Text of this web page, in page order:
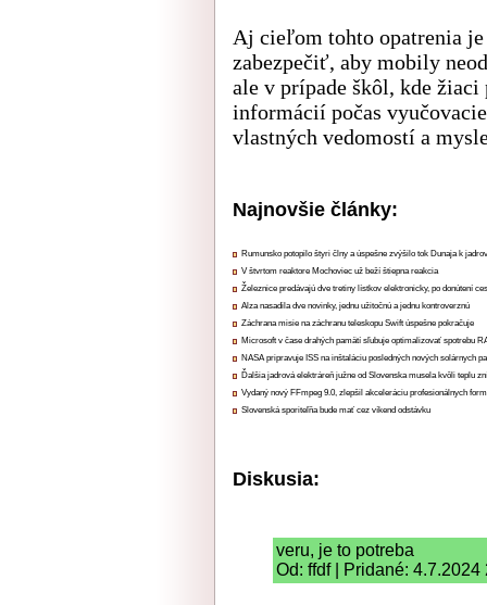
Aj cieľom tohto opatrenia
zabezpečiť, aby mobily
ale v prípade škôl, kde
informácií počas
vlastných vedomostí a
Najnovšie články:
Rumunsko potopilo štyri člny a úspešne zvýšilo tok Dunaja k
V štvrtom reaktore Mochoviec už beží štiepna reakcia
Železnice predávajú dve tretiny lístkov elektronicky, po donútení
Alza nasadila dve novinky, jednu užitočnú a jednu kontroverznú
Záchrana misie na záchranu teleskopu Swift úspešne pokračuje
Microsoft v čase drahých pamätí sľubuje optimalizovať spotrebu
NASA pripravuje ISS na inštaláciu posledných nových solárnych
Ďalšia jadrová elektráreň južne od Slovenska musela kvôli teplu
Vydaný nový FFmpeg 9.0, zlepšil akceleráciu profesionálnych
Slovenská sporiteľňa bude mať cez víkend odstávku
Diskusia:
veru, je to potreba
Od: ffdf | Pridané: 4.7.2024